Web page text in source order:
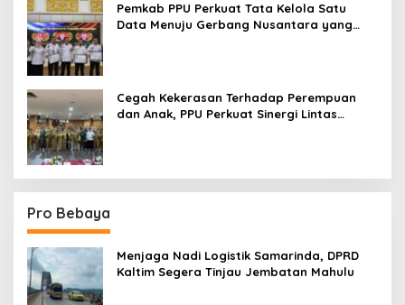
Pemkab PPU Perkuat Tata Kelola Satu
Data Menuju Gerbang Nusantara yang
Cegah Kekerasan Terhadap Perempuan
dan Anak, PPU Perkuat Sinergi Lintas
Pro Bebaya
Menjaga Nadi Logistik Samarinda, DPRD
Kaltim Segera Tinjau Jembatan Mahulu